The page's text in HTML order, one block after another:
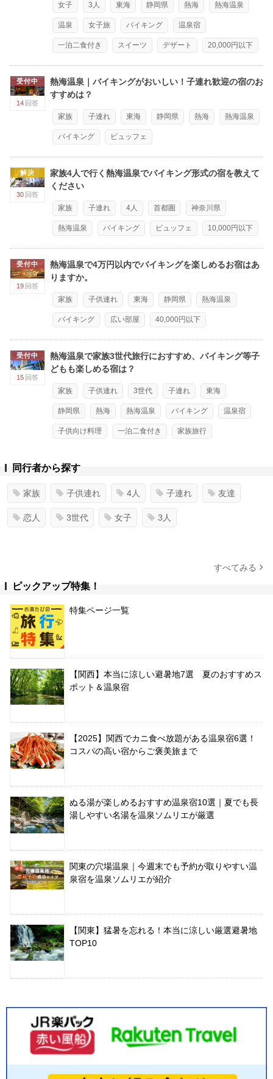
女子 3人 東海 静岡県 熱海 熱海温泉
温泉 女子旅 バイキング 温泉宿
一泊二食付き スイーツ デザート 20,000円以下
受付中
14 回答
熱海温泉｜バイキングがおいしい！子連れ歓迎の宿のお
すすめは？
家族 子連れ 東海 静岡県 熱海 熱海温泉
バイキング ビュッフェ
解決
30 回答
家族4人で行く熱海温泉でバイキング形式の宿を教えて
ください
家族 子連れ 4人 首都圏 神奈川県
熱海温泉 バイキング ビュッフェ 10,000円以下
受付中
19 回答
熱海温泉で4万円以内でバイキングを楽しめるお宿はあ
りますか。
家族 子供連れ 東海 静岡県 熱海温泉
バイキング 広い部屋 40,000円以下
受付中
15 回答
熱海温泉で家族3世代旅行におすすめ、バイキング等子
どもも楽しめる宿は？
家族 子供連れ 3世代 子連れ 東海
静岡県 熱海 熱海温泉 バイキング 温泉宿
子供向け料理 一泊二食付き 家族旅行
同行者から探す
家族 子供連れ 4人 子連れ 友達
恋人 3世代 女子 3人
すべてみる
ピックアップ特集！
特集ページ一覧
【関西】本当に涼しい避暑地7選 夏のおすすめス
ポット＆温泉宿
【2025】関西でカニ食べ放題がある温泉宿6選！
コスパの高い宿からご褒美旅まで
ぬる湯が楽しめるおすすめ温泉宿10選｜夏でも長
湯しやすい名湯を温泉ソムリエが厳選
関東の穴場温泉｜今週末でも予約が取りやすい温
泉宿を温泉ソムリエが紹介
【関東】猛暑を忘れる！本当に涼しい厳選避暑地
TOP10